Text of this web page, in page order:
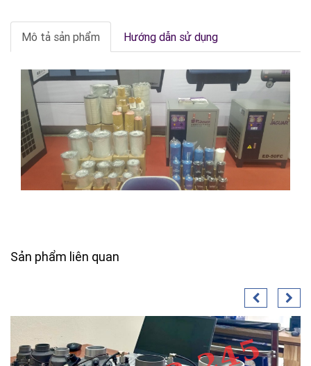
Mô tả sản phẩm Hướng dẫn sử dụng
Sản phẩm liên quan